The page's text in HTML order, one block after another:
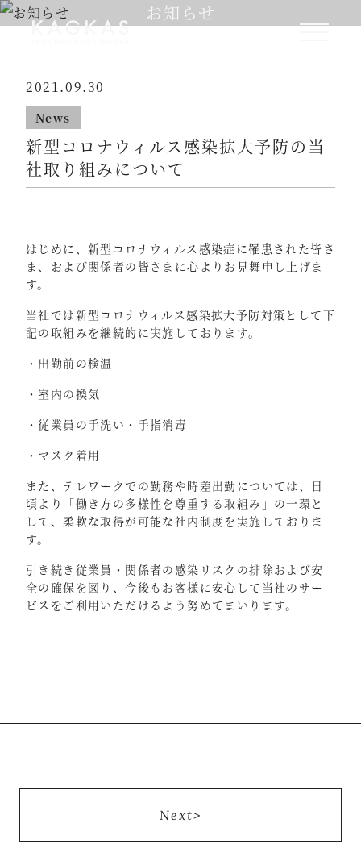
お知らせ
2021.09.30
News
新型コロナウィルス感染拡大予防の当
社取り組みについて
はじめに、新型コロナウィルス感染症に罹患された皆さ
ま、および関係者の皆さまに心よりお見舞申し上げま
す。
当社では新型コロナウィルス感染拡大予防対策として下
記の取組みを継続的に実施しております。
・出勤前の検温
・室内の換気
・従業員の手洗い・手指消毒
・マスク着用
また、テレワークでの勤務や時差出勤については、日
頃より「働き方の多様性を尊重する取組み」の一環と
して、柔軟な取得が可能な社内制度を実施しておりま
す。
引き続き従業員・関係者の感染リスクの排除および安
全の確保を図り、今後もお客様に安心して当社のサー
ビスをご利用いただけるよう努めてまいります。
Next